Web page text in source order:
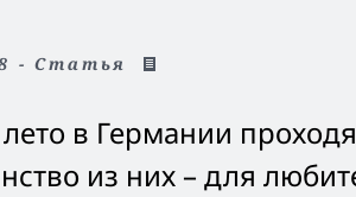
- Статья
в Германии
из них – для